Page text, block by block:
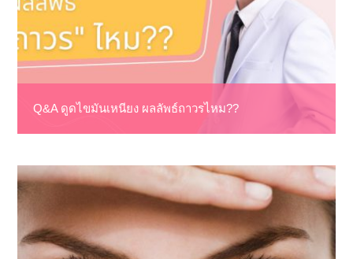
Q&A ดูดไขมันเหนียง ผลลัพธ์ถาวรไหม??